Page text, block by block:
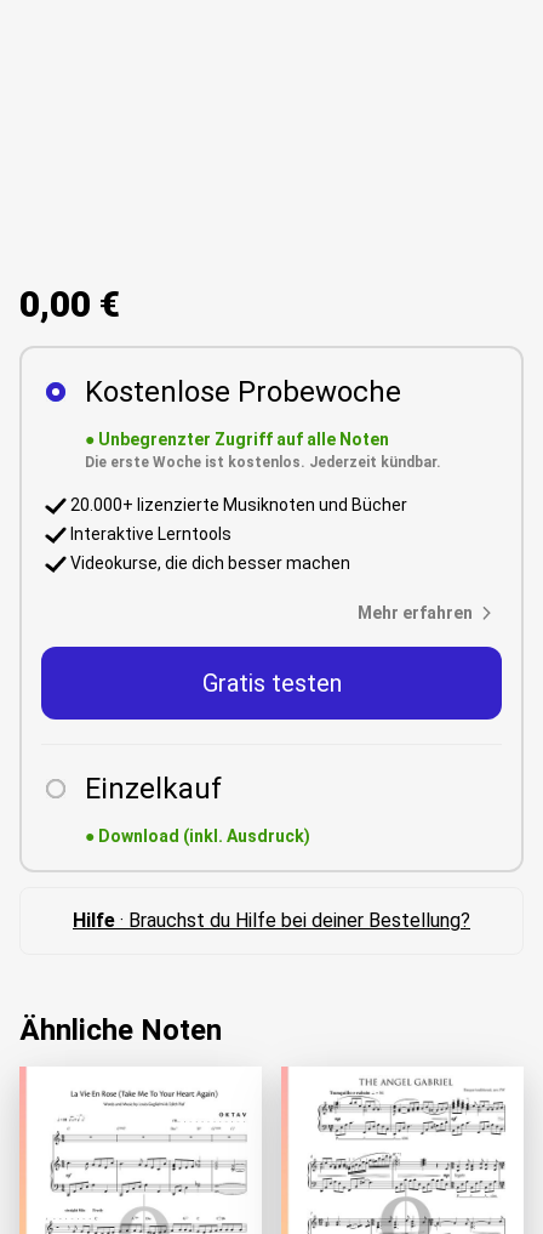
0,00 €
Kostenlose Probewoche
● Unbegrenzter Zugriff auf alle Noten
Die erste Woche ist kostenlos. Jederzeit kündbar.
20.000+ lizenzierte Musiknoten und Bücher
Interaktive Lerntools
Videokurse, die dich besser machen
Mehr erfahren
Gratis testen
Einzelkauf
● Download (inkl. Ausdruck)
Hilfe · Brauchst du Hilfe bei deiner Bestellung?
Ähnliche Noten